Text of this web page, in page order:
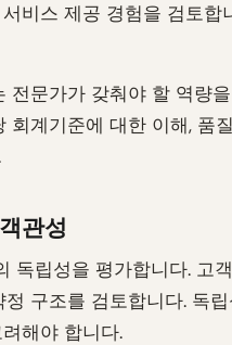
비스 제공 경험을 검토합
전문가가 갖춰야 할 역량
회계기준에 대한 이해, 품
관성
독립성을 평가합니다. 고
정 구조를 검토합니다. 독
해야 합니다.